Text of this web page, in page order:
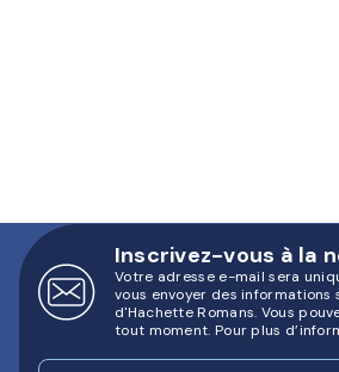
Inscrivez-vous à la
Votre adresse e-mail sera
vous envoyer des informations
d'Hachette Romans. Vous
tout moment. Pour plus